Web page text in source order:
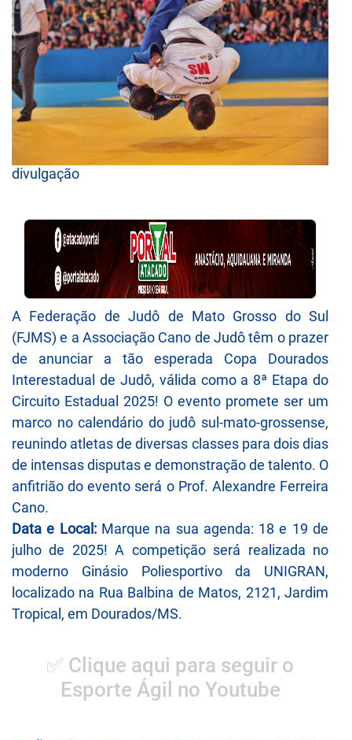
divulgação
A Federação de Judô de Mato Grosso do Sul
(FJMS) e a Associação Cano de Judô têm o prazer
de anunciar a tão esperada Copa Dourados
Interestadual de Judô, válida como a 8ª Etapa do
Circuito Estadual 2025! O evento promete ser um
marco no calendário do judô sul-mato-grossense,
reunindo atletas de diversas classes para dois dias
de intensas disputas e demonstração de talento. O
anfitrião do evento será o Prof. Alexandre Ferreira
Cano.
Data e Local:Marque na sua agenda: 18 e 19 de
julho de 2025! A competição será realizada no
moderno Ginásio Poliesportivo da UNIGRAN,
localizado na Rua Balbina de Matos, 2121, Jardim
Tropical, em Dourados/MS.
✅ Clique aqui para seguir o
Esporte Ágil no Youtube